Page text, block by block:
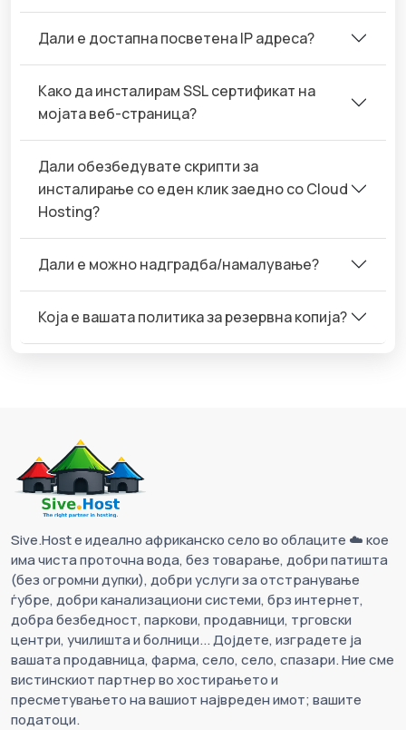
Дали е достапна посветена IP адреса?
Како да инсталирам SSL сертификат на
мојата веб-страница?
Дали обезбедувате скрипти за
инсталирање со еден клик заедно со Cloud
Hosting?
Дали е можно надградба/намалување?
Која е вашата политика за резервна копија?
Sive.Host е идеално африканско село во облаците ☁️ кое
има чиста проточна вода, без товарање, добри патишта
(без огромни дупки), добри услуги за отстранување
ѓубре, добри канализациони системи, брз интернет,
добра безбедност, паркови, продавници, трговски
центри, училишта и болници... Дојдете, изградете ја
вашата продавница, фарма, село, село, спазари. Ние сме
вистинскиот партнер во хостирањето и
пресметувањето на вашиот највреден имот; вашите
податоци.